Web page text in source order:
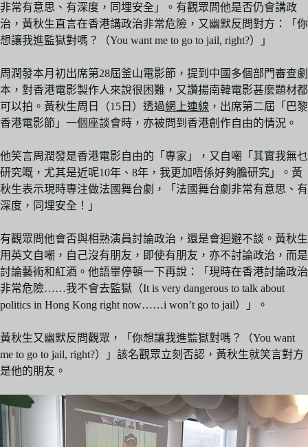
非常有意思、有深度，同埋安全」。有觀眾問他是否仍會講政
治，黃秋生直言在香港講政治非常危險，又幽默反問對方：「你
想讓我進監獄對嗎？（You want me to go to jail, right?）」
周潤發本月初出席第28屆釜山電影節，提到中國多個部門審查劇
本，對香港電影製作人來說很困難，又讚揚南韓電影甚麼題材都
可以拍。黃秋生周日（15日）透過網上連線 ，出席第二屆「巴黎
香港電影節」一個座談會時，亦被問到香港創作自由的情況。
他笑言周潤發是香港電影自由的「專家」，又自嘲「其實我無乜
研究嘅，尤其是近呢10年、8年，我更加唔係好夠膽研究」。黃
秋生表示現時專注做法國舞台劇，「法國舞台劇非常有意思、有
深度，同埋安全！」
有觀眾問他會否與相熟演員討論政治，還是會迴避不談。黃秋生
用英文自嘲，自己沒有朋友，即使有朋友，亦不討論政治，而是
討論藝術和紅酒。他語畢停頓一下再說：「現時在香港討論政治
非常危險……我不會去監獄（It is very dangerous to talk about
politics in Hong Kong right now……i won’t go to jail）」。
黃秋生又幽默反問觀眾，「你想讓我進監獄對嗎？（You want
me to go to jail, right?）」該名觀眾立刻否認，黃秋生就笑言對方
是他的朋友。